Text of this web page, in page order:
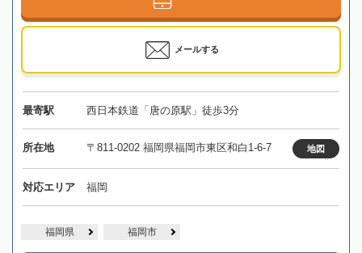
メールする
最寄駅 西日本鉄道「唐の原駅」徒歩3分
所在地 〒811-0202 福岡県福岡市東区和白1-6-7 地図
対応エリア 福岡
福岡県 福岡市